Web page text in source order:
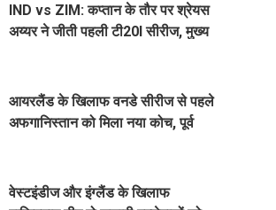
IND vs ZIM: कप्तान के तौर पर श्रेयस
अय्यर ने जीती पहली टी20I सीरीज, मुख्य
आयरलैंड के खिलाफ वनडे सीरीज से पहले
अफगानिस्तान को मिला नया कोच, पूर्व
वेस्टइंडीज और इंग्लैंड के खिलाफ